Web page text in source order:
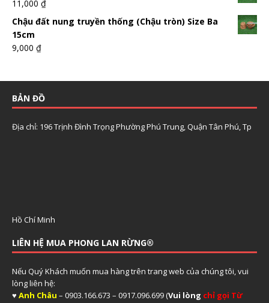
11,000 ₫
Chậu đất nung truyền thống (Chậu tròn) Size Ba
15cm
9,000 ₫
BẢN ĐỒ
Địa chỉ: 196 Trịnh Đình Trọng Phường Phú Trung, Quận Tân Phú, Tp
Hồ Chí Minh
LIÊN HỆ MUA PHONG LAN RỪNG®
Nếu Quý Khách muốn mua hàng trên trang web của chúng tôi, vui
lòng liên hệ:
♥ Anh Châu – 0903.166.673 – 0917.096.699 (Vui lòng chỉ gọi Từ